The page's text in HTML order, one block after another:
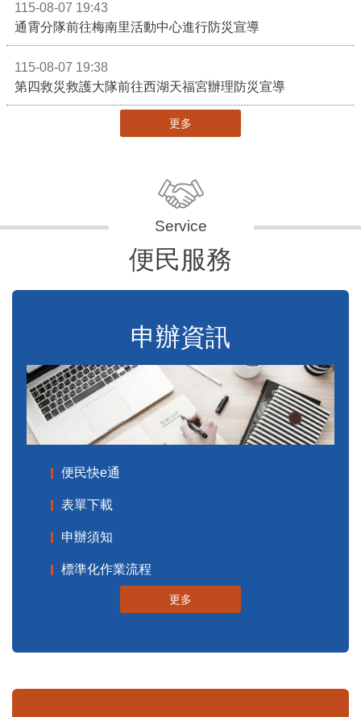
115-08-07 19:43
通霄分隊前往梅南里活動中心進行防災宣導
115-08-07 19:38
第四救災救護大隊前往西湖天福宮辦理防災宣導
更多
便民服務
申辦資訊
便民快e通
表單下載
申辦須知
標準化作業流程
更多